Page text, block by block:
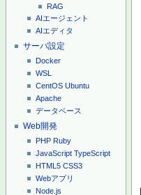
RAG
AIエージェント
AIエディタ
サーバ設定
Docker
WSL
CentOS Ubuntu
Apache
データベース
Web開発
PHP Ruby
JavaScript TypeScript
HTML5 CSS3
Webアプリ
Node.js